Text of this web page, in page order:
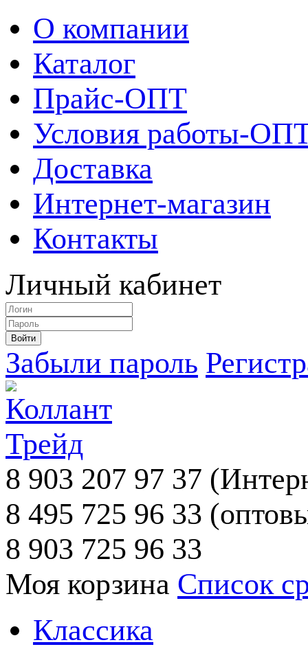
О компании
Каталог
Прайс-ОПТ
Условия работы-
Доставка
Интернет-магазин
Контакты
Личный кабинет
Забыли пароль
8 903 207 97 37
8 495 725 96 33
8 903 725 96 33
Моя корзина Список
Классика